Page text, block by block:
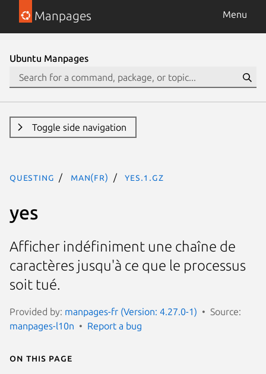
Manpages Menu
Ubuntu Manpages
Toggle side navigation
questing man(fr) yes.1.gz
yes
Afficher indéfiniment une chaîne de
caractères jusqu'à ce que le processus
soit tué.
Provided by: manpages-fr (Version: 4.27.0-1)
Source:
manpages-l10n
Report a bug
On this page